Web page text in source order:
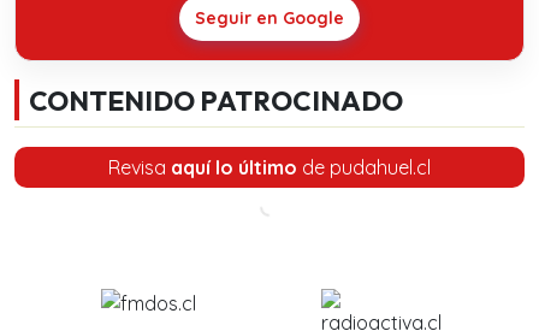
Seguir en Google
CONTENIDO PATROCINADO
Revisa aquí lo último de pudahuel.cl